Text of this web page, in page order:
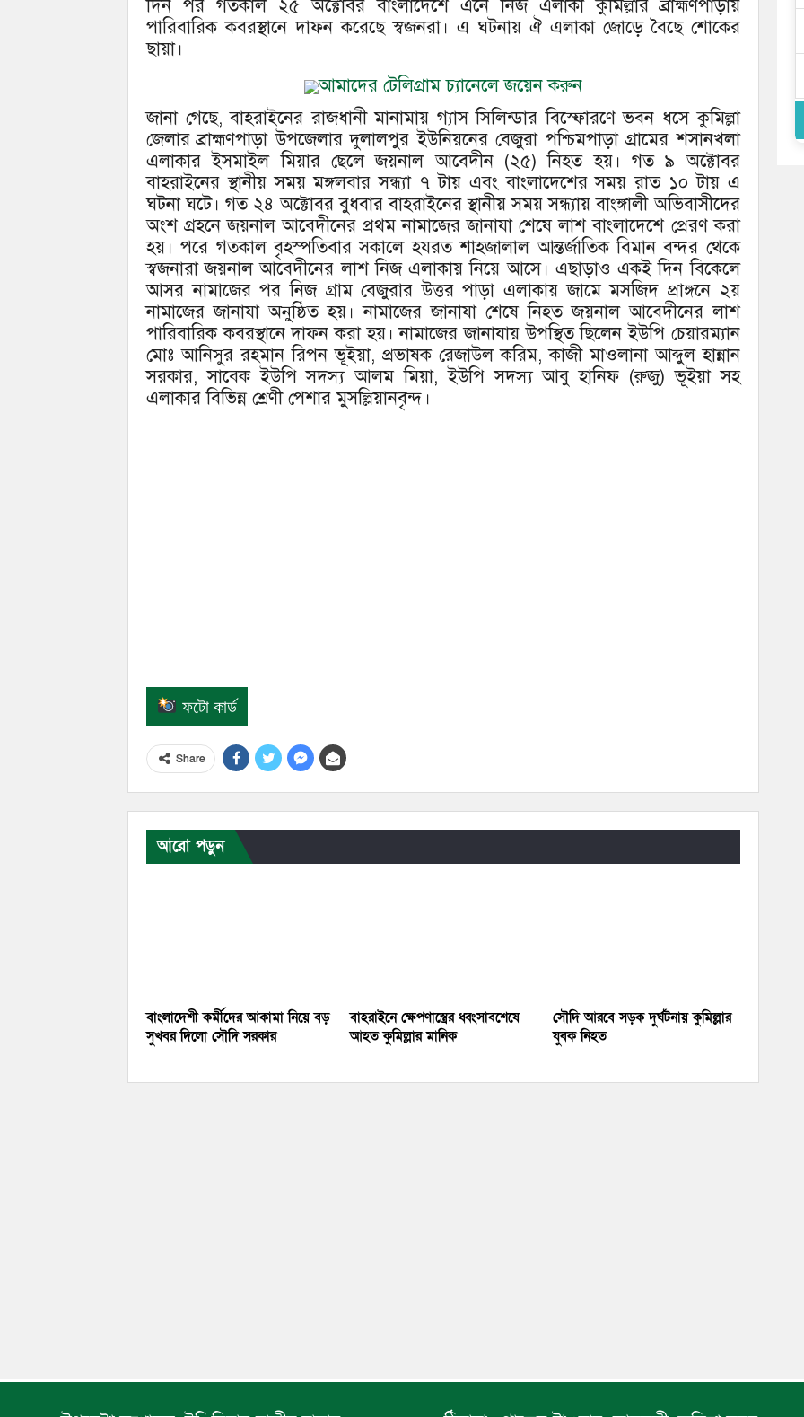
দিন পর গতকাল ২৫ অক্টোবর বাংলাদেশে এনে নিজ এলাকা কুমিল্লার ব্রাহ্মণপাড়ায়
পারিবারিক কবরস্থানে দাফন করেছে স্বজনরা। এ ঘটনায় ঐ এলাকা জোড়ে বৈছে শোকের
ছায়া।
আমাদের টেলিগ্রাম চ্যানেলে জয়েন করুন
জানা গেছে, বাহরাইনের রাজধানী মানামায় গ্যাস সিলিন্ডার বিস্ফোরণে ভবন ধসে কুমিল্লা
জেলার ব্রাহ্মণপাড়া উপজেলার দুলালপুর ইউনিয়নের বেজুরা পশ্চিমপাড়া গ্রামের শসানখলা
এলাকার ইসমাইল মিয়ার ছেলে জয়নাল আবেদীন (২৫) নিহত হয়। গত ৯ অক্টোবর
বাহরাইনের স্থানীয় সময় মঙ্গলবার সন্ধ্যা ৭ টায় এবং বাংলাদেশের সময় রাত ১০ টায় এ
ঘটনা ঘটে। গত ২৪ অক্টোবর বুধবার বাহরাইনের স্থানীয় সময় সন্ধ্যায় বাংঙ্গালী অভিবাসীদের
অংশ গ্রহনে জয়নাল আবেদীনের প্রথম নামাজের জানাযা শেষে লাশ বাংলাদেশে প্রেরণ করা
হয়। পরে গতকাল বৃহস্পতিবার সকালে হযরত শাহজালাল আন্তর্জাতিক বিমান বন্দর থেকে
স্বজনারা জয়নাল আবেদীনের লাশ নিজ এলাকায় নিয়ে আসে। এছাড়াও একই দিন বিকেলে
আসর নামাজের পর নিজ গ্রাম বেজুরার উত্তর পাড়া এলাকায় জামে মসজিদ প্রাঙ্গনে ২য়
নামাজের জানাযা অনুষ্ঠিত হয়। নামাজের জানাযা শেষে নিহত জয়নাল আবেদীনের লাশ
পারিবারিক কবরস্থানে দাফন করা হয়। নামাজের জানাযায় উপস্থিত ছিলেন ইউপি চেয়ারম্যান
মোঃ আনিসুর রহমান রিপন ভূইয়া, প্রভাষক রেজাউল করিম, কাজী মাওলানা আব্দুল হান্নান
সরকার, সাবেক ইউপি সদস্য আলম মিয়া, ইউপি সদস্য আবু হানিফ (রুজু) ভূইয়া সহ
এলাকার বিভিন্ন শ্রেণী পেশার মুসল্লিয়ানবৃন্দ।
ফটো কার্ড
Share
আরো পড়ুন
বাংলাদেশী কর্মীদের আকামা নিয়ে বড়
সুখবর দিলো সৌদি সরকার
বাহরাইনে ক্ষেপণাস্ত্রের ধ্বংসাবশেষে
আহত কুমিল্লার মানিক
সৌদি আরবে সড়ক দুর্ঘটনায় কুমিল্লার
যুবক নিহত